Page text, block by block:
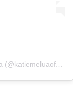
Une publication partagée par Katie Melua (@katiemeluaofficial)